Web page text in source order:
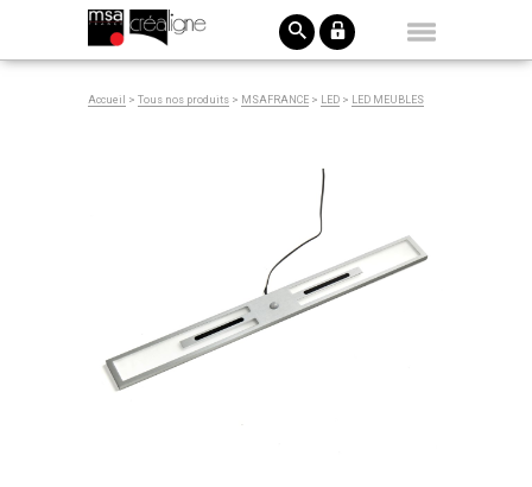
Accueil > Tous nos produits > MSAFRANCE > LED > LED MEUBLES